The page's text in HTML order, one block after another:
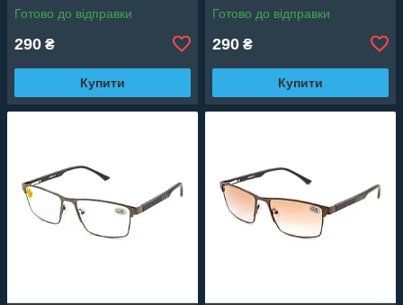
Готово до відправки
290 ₴
Купити
Готово до відправки
290 ₴
Купити